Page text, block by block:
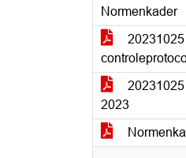
Normenkader
2023